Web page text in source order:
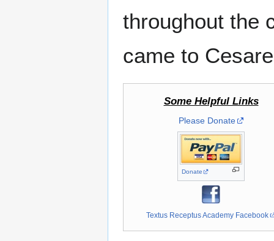
throughout the
came to
Some Helpful Links
Please Donate
Donate
Textus Receptus Academy Facebook